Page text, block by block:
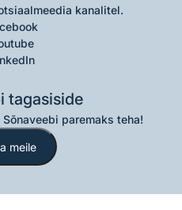
kanalitel.
tagasiside
paremaks teha!
meile